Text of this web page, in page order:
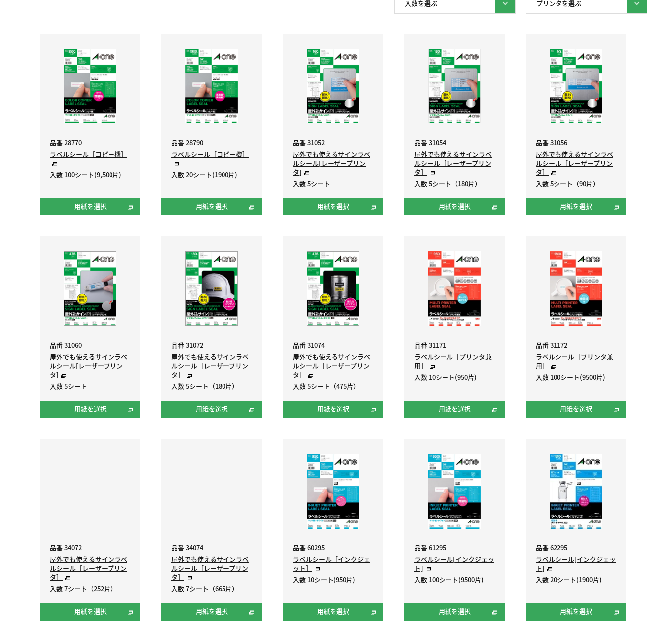
品番 28770
ラベルシール［コピー機］
入数 100シート(9,500片)
用紙を選択
品番 28790
ラベルシール［コピー機］
入数 20シート(1900片)
用紙を選択
品番 31052
屋外でも使えるサインラベ
ルシール[レーザープリン
タ]
入数 5シート
用紙を選択
品番 31054
屋外でも使えるサインラベ
ルシール［レーザープリン
タ］
入数 5シート（180片）
用紙を選択
品番 31056
屋外でも使えるサインラベ
ルシール［レーザープリン
タ］
入数 5シート（90片）
用紙を選択
品番 31060
屋外でも使えるサインラベ
ルシール[レーザープリン
タ]
入数 5シート
用紙を選択
品番 31072
屋外でも使えるサインラベ
ルシール［レーザープリン
タ］
入数 5シート（180片）
用紙を選択
品番 31074
屋外でも使えるサインラベ
ルシール［レーザープリン
タ］
入数 5シート（475片）
用紙を選択
品番 31171
ラベルシール［プリンタ兼
用］
入数 10シート(950片)
用紙を選択
品番 31172
ラベルシール［プリンタ兼
用］
入数 100シート(9500片)
用紙を選択
品番 34072
屋外でも使えるサインラベ
ルシール［レーザープリン
タ］
入数 7シート（252片）
用紙を選択
品番 34074
屋外でも使えるサインラベ
ルシール［レーザープリン
タ］
入数 7シート（665片）
用紙を選択
品番 60295
ラベルシール［インクジェ
ット］
入数 10シート(950片)
用紙を選択
品番 61295
ラベルシール[インクジェッ
ト]
入数 100シート(9500片)
用紙を選択
品番 62295
ラベルシール[インクジェッ
ト]
入数 20シート(1900片)
用紙を選択